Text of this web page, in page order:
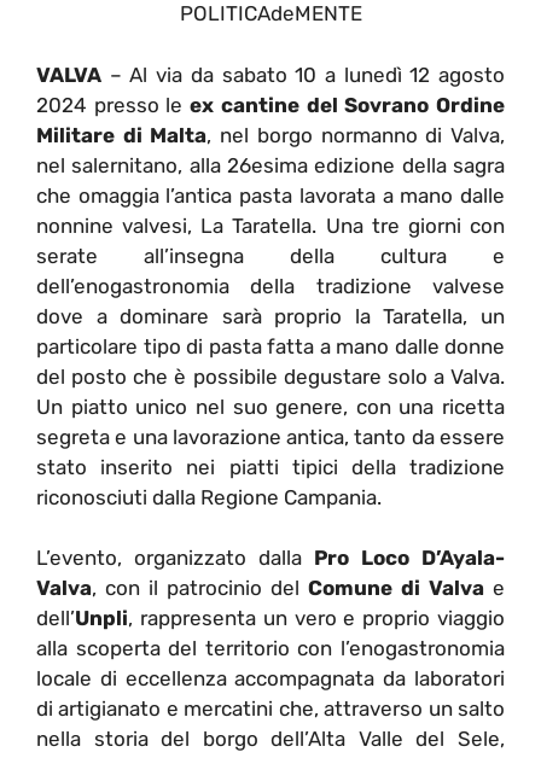
POLITICAdeMENTE
VALVA – Al via da sabato 10 a lunedì 12 agosto
2024 presso leex cantine del Sovrano Ordine
Militare di Malta, nel borgo normanno di Valva,
nel salernitano, alla 26esima edizione della sagra
che omaggia l’antica pasta lavorata a mano dalle
nonnine valvesi, La Taratella. Una tre giorni con
serate all’insegna della cultura e
dell’enogastronomia della tradizione valvese
dove a dominare sarà proprio la Taratella, un
particolare tipo di pasta fatta a mano dalle donne
del posto che è possibile degustare solo a Valva.
Un piatto unico nel suo genere, con una ricetta
segreta e una lavorazione antica, tanto da essere
stato inserito nei piatti tipici della tradizione
riconosciuti dalla Regione Campania.
L’evento, organizzato dalla Pro Loco D’Ayala-
Valva, con il patrocinio del Comune di Valva e
dell’Unpli, rappresenta un vero e proprio viaggio
alla scoperta del territorio con l’enogastronomia
locale di eccellenza accompagnata da laboratori
di artigianato e mercatini che, attraverso un salto
nella storia del borgo dell’Alta Valle del Sele,